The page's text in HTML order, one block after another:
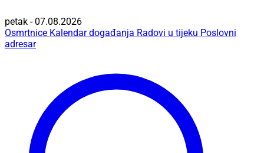
petak - 07.08.2026
Osmrtnice Kalendar događanja Radovi u tijeku Poslovni
adresar